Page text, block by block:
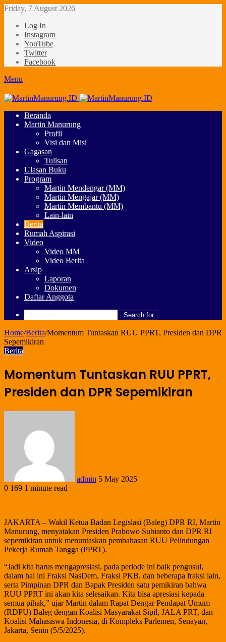
Friday, 7 August 2026
Log In
Instagram
YouTube
Twitter
Facebook
Menu
Beranda
Martin Manurung
Profil
Visi dan Misi
Gagasan
Tulisan
Ulasan Buku
Program
Martin Mendengar (MM)
Martin Mengajar (MM)
Martin Membantu (MM)
Lain-lain
Berita
Rumah Aspirasi
Video
Video MM
Video Berita
Arsip
Laporan
Dokumen
Daftar Anggota
Search for
Home/Berita/Momentum Tuntaskan RUU PPRT, Presiden dan DPR
Sepemikiran
Berita
Momentum Tuntaskan RUU PPRT,
Presiden dan DPR Sepemikiran
admin 5 May 2025
0 169 1 minute read
JAKARTA – Wakil Ketua Badan Legislasi (Baleg) DPR RI, Martin
Manurung, menyatakan Presiden Prabowo Subianto dan DPR RI
sepemikiran untuk menuntaskan pembahasan RUU Pelindungan
Pekerja Rumah Tangga (PPRT).
“Jadi kita harus mengapresiasi, pada periode ini baik pengusul,
dalam hal ini Fraksi NasDem, Fraksi PKB, dan beberapa fraksi lain,
serta Pimpinan DPR dan Bapak Presiden satu pemikiran bahwa
RUU PPRT ini akan kita selesaikan. Kita bisa apresiasi kepada
semua pihak,” ujar Martin dalam Rapat Dengar Pendapat Umum
(RDPU) Baleg dengan Koalisi Masyarakat Sipil, JALA PRT, dan
Koalisi Mahasiswa Indonesia, di Kompleks Parlemen, Senayan,
Jakarta, Senin (5/5/2025).